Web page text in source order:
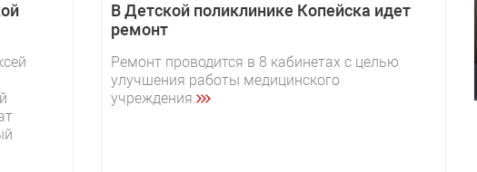
В Детской поликлинике Копейска идет
ремонт
Ремонт проводится в 8 кабинетах с целью
улучшения работы медицинского
учреждения.